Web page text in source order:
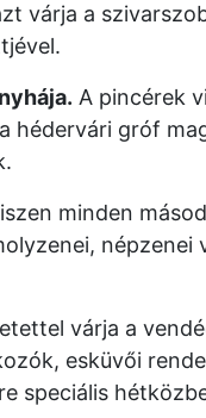
várja a
A pincérek
hédervári gróf
minden
népzenei
várja a
esküvői
speciális